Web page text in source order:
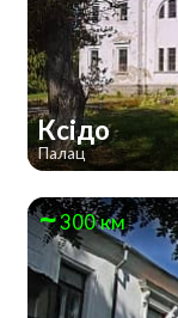
Ксідо
Палац
300 км